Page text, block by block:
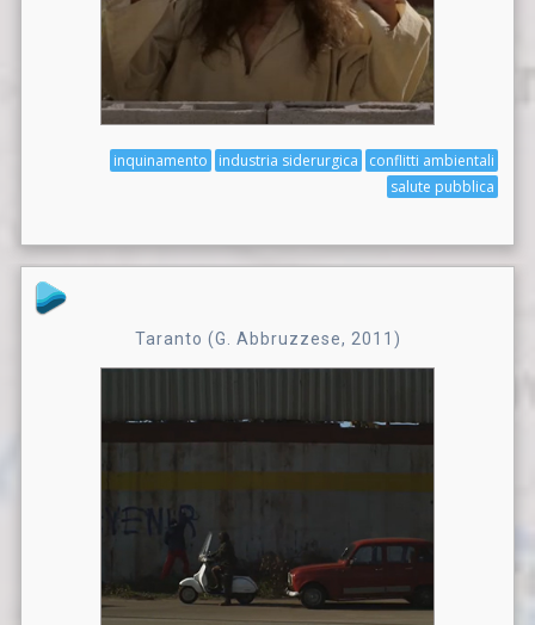
conflitti ambientali
industria siderurgica
inquinamento
salute pubblica
Taranto (G. Abbruzzese, 2011)